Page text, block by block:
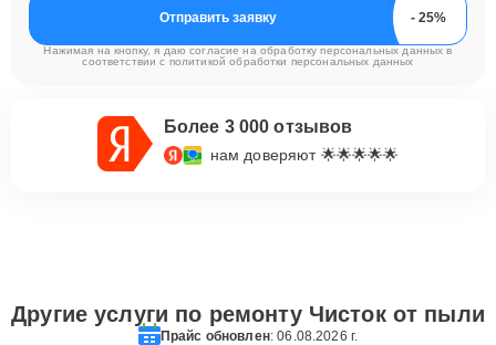
Отправить заявку
Нажимая на кнопку, я даю согласие на обработку персональных данных в
соответствии с политикой обработки персональных данных
Более 3 000 отзывов
нам доверяют 🌟🌟🌟🌟🌟
Другие услуги по ремонту Чисток от пыли
Прайс обновлен: 06.08.2026 г.